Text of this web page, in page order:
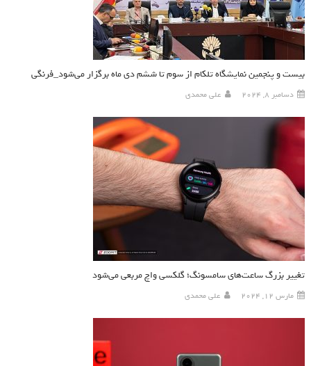
بیست و پنجمین نمایشگاه تلکام از سوم تا ششم دی ماه برگزار می‌شود_فرنگی
دسامبر 8, 2024 علی محمدی
تغییر بزرگ ساعت‌های سامسونگ؛ گلکسی واچ مربعی می‌شود
مارس 12, 2024 علی محمدی